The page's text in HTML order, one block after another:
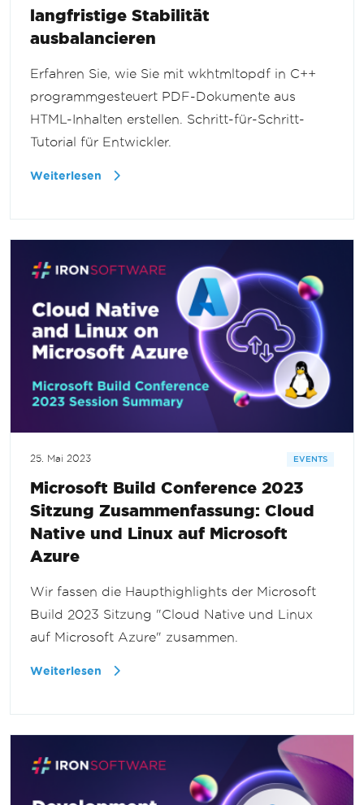
langfristige Stabilität
ausbalancieren
Erfahren Sie, wie Sie mit wkhtmltopdf in C++
programmgesteuert PDF-Dokumente aus
HTML-Inhalten erstellen. Schritt-für-Schritt-
Tutorial für Entwickler.
Weiterlesen
25. Mai 2023 EVENTS
Microsoft Build Conference 2023
Sitzung Zusammenfassung: Cloud
Native und Linux auf Microsoft
Azure
Wir fassen die Haupthighlights der Microsoft
Build 2023 Sitzung "Cloud Native und Linux
auf Microsoft Azure" zusammen.
Weiterlesen